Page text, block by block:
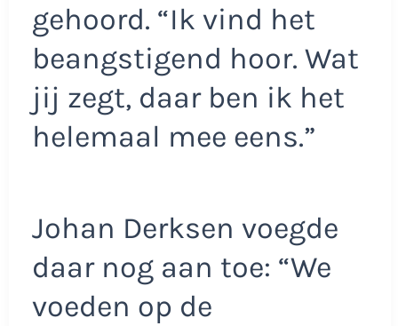
gehoord. “Ik vind het
beangstigend hoor. Wat
jij zegt, daar ben ik het
helemaal mee eens.”
Johan Derksen voegde
daar nog aan toe: “We
voeden op de